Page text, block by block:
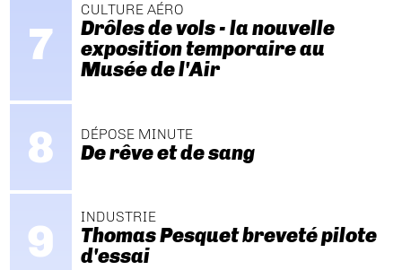
CULTURE AÉRO
Drôles de vols - la nouvelle
exposition temporaire au
Musée de l'Air
DÉPOSE MINUTE
De rêve et de sang
INDUSTRIE
Thomas Pesquet breveté pilote
d'essai